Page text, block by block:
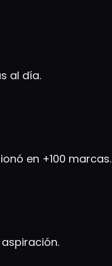
al día.
en +100 marcas.